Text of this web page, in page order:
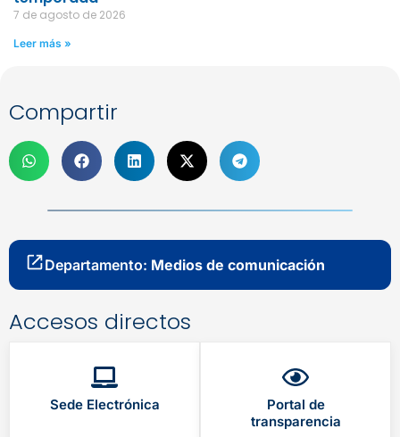
7 de agosto de 2026
Leer más »
Compartir
Departamento: Medios de comunicación
Accesos directos
Sede Electrónica
Portal de
transparencia